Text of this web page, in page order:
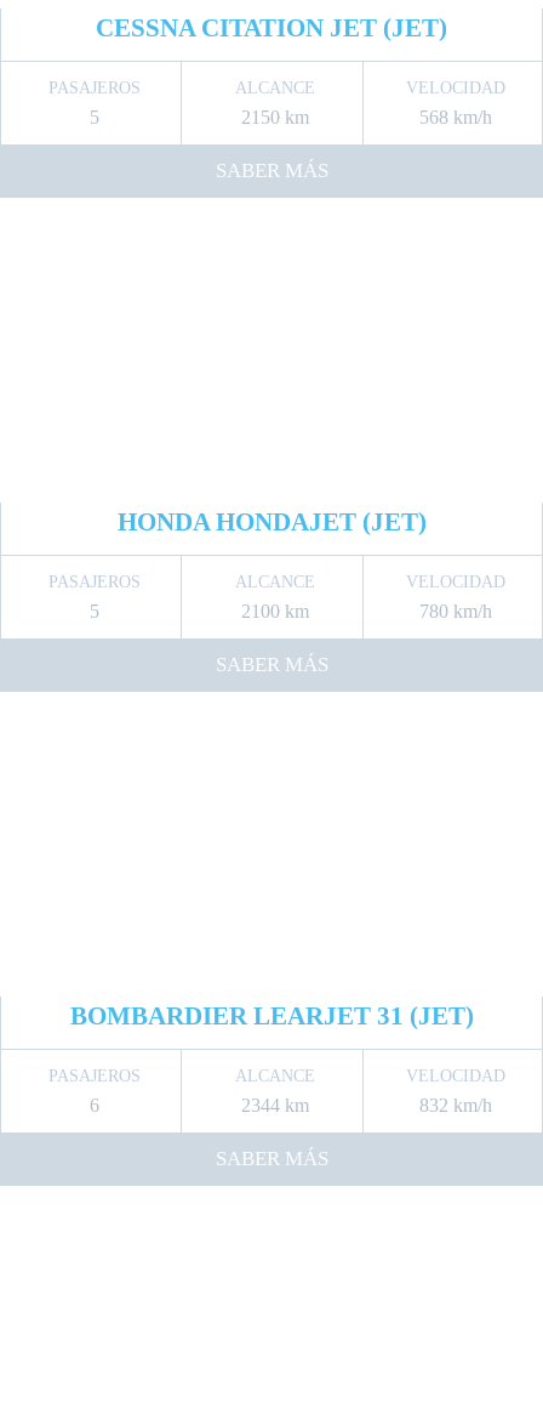
CESSNA CITATION JET (JET)
PASAJEROS
5
ALCANCE
2150 km
VELOCIDAD
568 km/h
SABER MÁS
HONDA HONDAJET (JET)
PASAJEROS
5
ALCANCE
2100 km
VELOCIDAD
780 km/h
SABER MÁS
BOMBARDIER LEARJET 31 (JET)
PASAJEROS
6
ALCANCE
2344 km
VELOCIDAD
832 km/h
SABER MÁS